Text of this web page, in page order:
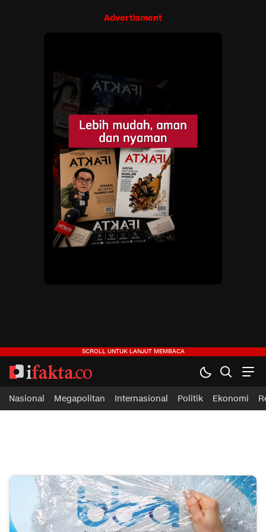
Advertisment
ifakta.co
#pastibenar
Nasional Megapolitan Internasional Politik Ekonomi